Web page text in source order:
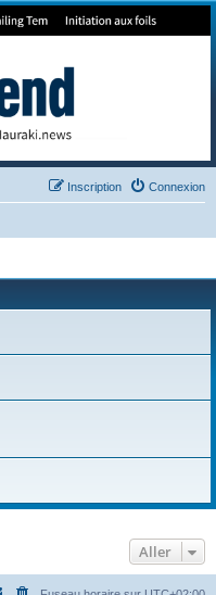
Connexion
Inscription
Aller